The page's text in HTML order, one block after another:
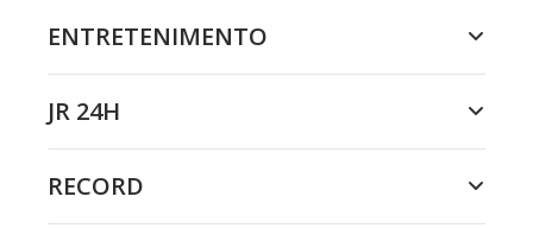
ENTRETENIMENTO
JR 24H
RECORD